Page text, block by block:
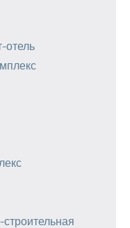
отель
строительная